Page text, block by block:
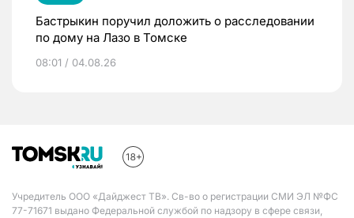
Бастрыкин поручил доложить о расследовании
по дому на Лазо в Томске
08:01 / 04.08.26
Учредитель ООО «Дайджест ТВ». Св-во о регистрации СМИ ЭЛ №ФС
77-71671 выдано Федеральной службой по надзору в сфере связи,